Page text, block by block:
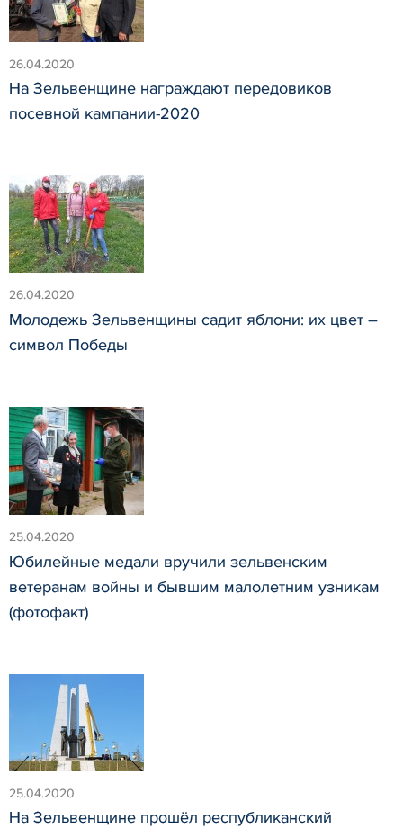
26.04.2020
На Зельвенщине награждают передовиков
посевной кампании-2020
26.04.2020
Молодежь Зельвенщины садит яблони: их цвет –
символ Победы
25.04.2020
Юбилейные медали вручили зельвенским
ветеранам войны и бывшим малолетним узникам
(фотофакт)
25.04.2020
На Зельвенщине прошёл республиканский